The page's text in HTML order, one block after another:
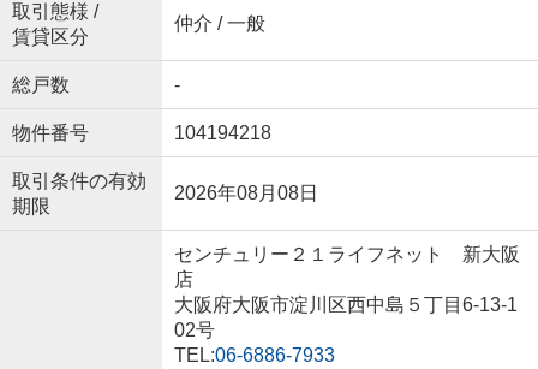
取引態様 /
賃貸区分
仲介 / 一般
総戸数 -
物件番号 104194218
取引条件の有効
期限
2026年08月08日
センチュリー２１ライフネット 新大阪
店
大阪府大阪市淀川区西中島５丁目6-13-1
02号
TEL:06-6886-7933